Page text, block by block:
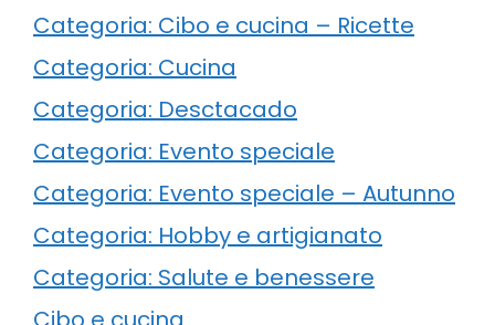
Categoria: Cibo e cucina – Ricette
Categoria: Cucina
Categoria: Desctacado
Categoria: Evento speciale
Categoria: Evento speciale – Autunno
Categoria: Hobby e artigianato
Categoria: Salute e benessere